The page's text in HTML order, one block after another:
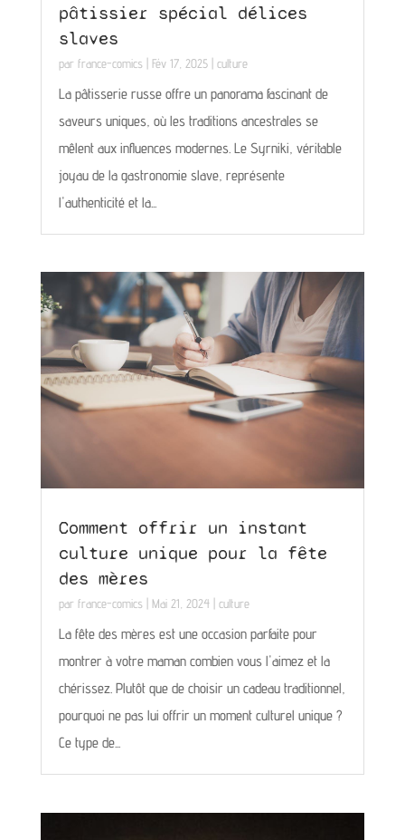
pâtissier spécial délices
slaves
par france-comics Fév 17, 2025| culture
La pâtisserie russe offre un panorama fascinant de
saveurs uniques, où les traditions ancestrales se
mêlent aux influences modernes. Le Syrniki, véritable
joyau de la gastronomie slave, représente
l'authenticité et la...
Comment offrir un instant
culture unique pour la fête
des mères
par france-comics Mai 21, 2024| culture
La fête des mères est une occasion parfaite pour
montrer à votre maman combien vous l'aimez et la
chérissez. Plutôt que de choisir un cadeau traditionnel,
pourquoi ne pas lui offrir un moment culturel unique ?
Ce type de...